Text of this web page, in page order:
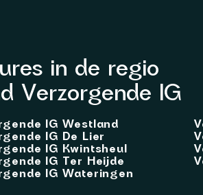
in de regio
Verzorgende IG
IG Westland
IG De Lier
IG Kwintsheul
IG Ter Heijde
IG Wateringen